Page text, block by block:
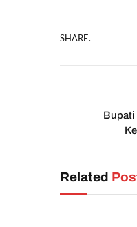
SHARE.
Bupati
Related